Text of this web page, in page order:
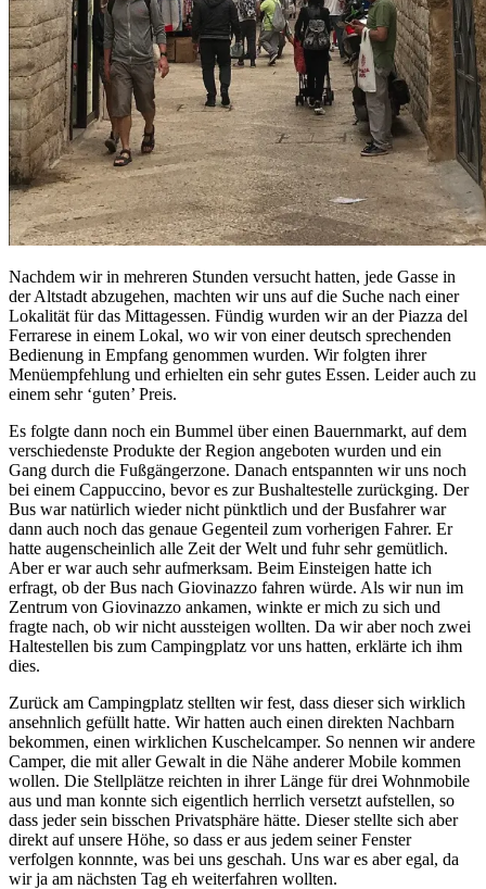
Nachdem wir in mehreren Stunden versucht hatten, jede Gasse in
der Altstadt abzugehen, machten wir uns auf die Suche nach einer
Lokalität für das Mittagessen. Fündig wurden wir an der Piazza del
Ferrarese in einem Lokal, wo wir von einer deutsch sprechenden
Bedienung in Empfang genommen wurden. Wir folgten ihrer
Menüempfehlung und erhielten ein sehr gutes Essen. Leider auch zu
einem sehr ‘guten’ Preis.
Es folgte dann noch ein Bummel über einen Bauernmarkt, auf dem
verschiedenste Produkte der Region angeboten wurden und ein
Gang durch die Fußgängerzone. Danach entspannten wir uns noch
bei einem Cappuccino, bevor es zur Bushaltestelle zurückging. Der
Bus war natürlich wieder nicht pünktlich und der Busfahrer war
dann auch noch das genaue Gegenteil zum vorherigen Fahrer. Er
hatte augenscheinlich alle Zeit der Welt und fuhr sehr gemütlich.
Aber er war auch sehr aufmerksam. Beim Einsteigen hatte ich
erfragt, ob der Bus nach Giovinazzo fahren würde. Als wir nun im
Zentrum von Giovinazzo ankamen, winkte er mich zu sich und
fragte nach, ob wir nicht aussteigen wollten. Da wir aber noch zwei
Haltestellen bis zum Campingplatz vor uns hatten, erklärte ich ihm
dies.
Zurück am Campingplatz stellten wir fest, dass dieser sich wirklich
ansehnlich gefüllt hatte. Wir hatten auch einen direkten Nachbarn
bekommen, einen wirklichen Kuschelcamper. So nennen wir andere
Camper, die mit aller Gewalt in die Nähe anderer Mobile kommen
wollen. Die Stellplätze reichten in ihrer Länge für drei Wohnmobile
aus und man konnte sich eigentlich herrlich versetzt aufstellen, so
dass jeder sein bisschen Privatsphäre hätte. Dieser stellte sich aber
direkt auf unsere Höhe, so dass er aus jedem seiner Fenster
verfolgen konnnte, was bei uns geschah. Uns war es aber egal, da
wir ja am nächsten Tag eh weiterfahren wollten.